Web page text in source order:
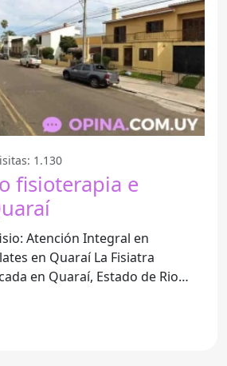
1.130
fisioterapia e
Atención Integral en
Quaraí La Fisiatra
en Quaraí, Estado de Rio